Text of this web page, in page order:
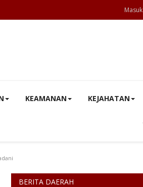
Masuk
KEAMANAN KEJAHATAN
BERITA DAERAH